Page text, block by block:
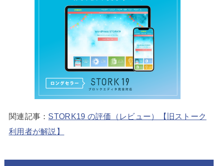
関連記事： STORK19 の評価（レビュー）【旧ストーク
利用者が解説】